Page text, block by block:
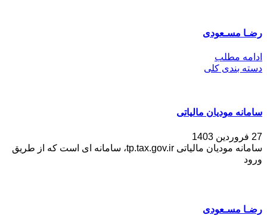
رضـا مسـعودی
ادامه مطلب
دسته بندی کلی
سامانه مودیان مالیاتی
27 فروردین 1403
سامانه مودیان مالیاتی tp.tax.gov.ir، سامانه ای است که از طریق
ورود
رضـا مسـعودی